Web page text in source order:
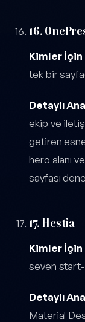
16.
Kimler İçin
tek bir
Detaylı
ekip ve
getiren
hero alanı
sayfası
17. Hestia
Kimler İçin
seven
Detaylı
Material